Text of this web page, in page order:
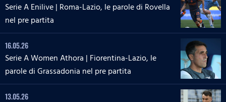
Serie A Enilive | Roma-Lazio, le parole di Rovella
nel pre partita
16.05.26
Serie A Women Athora | Fiorentina-Lazio, le
parole di Grassadonia nel pre partita
13.05.26